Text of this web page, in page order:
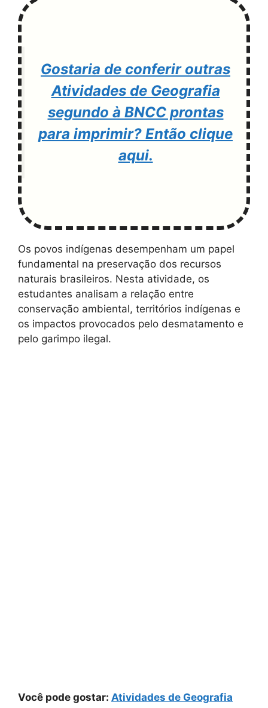
Gostaria de conferir outras
Atividades de Geografia
segundo à BNCC prontas
para imprimir? Então clique
aqui.
Os povos indígenas desempenham um papel
fundamental na preservação dos recursos
naturais brasileiros. Nesta atividade, os
estudantes analisam a relação entre
conservação ambiental, territórios indígenas e
os impactos provocados pelo desmatamento e
pelo garimpo ilegal.
Você pode gostar: Atividades de Geografia